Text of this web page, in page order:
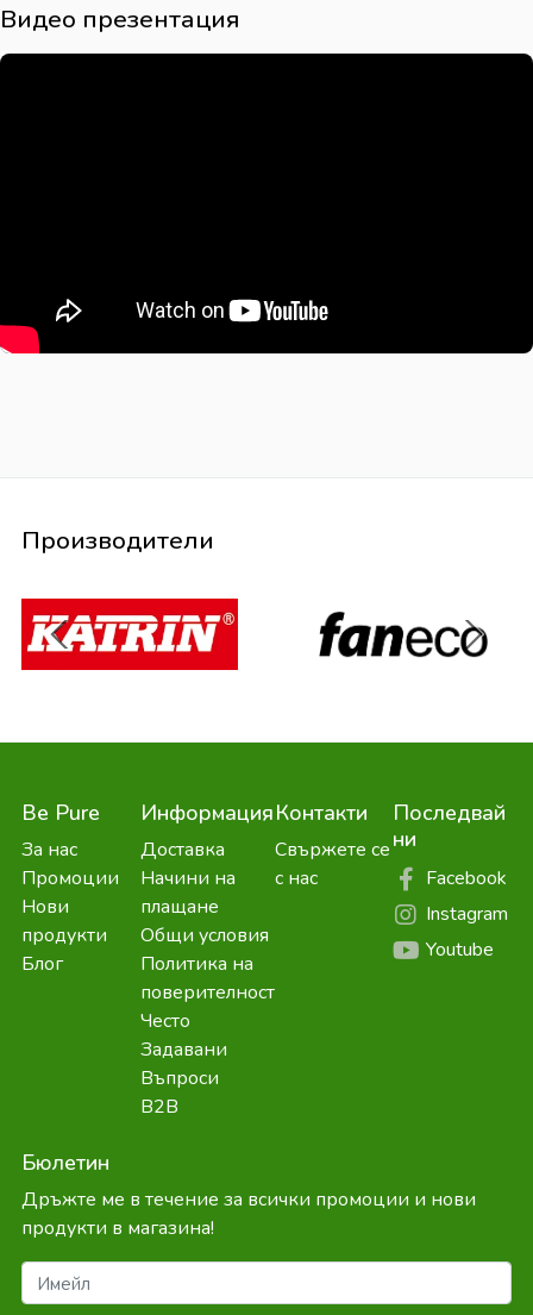
Видео презентация
Производители
Be Pure
За нас
Промоции
Нови
продукти
Блог
Информация
Доставка
Начини на
плащане
Общи условия
Политика на
поверителност
Често
Задавани
Въпроси
B2B
Контакти
Свържете се
с нас
Последвай
ни
Facebook
Instagram
Youtube
Бюлетин
Дръжте ме в течение за всички промоции и нови
продукти в магазина!
Имейл